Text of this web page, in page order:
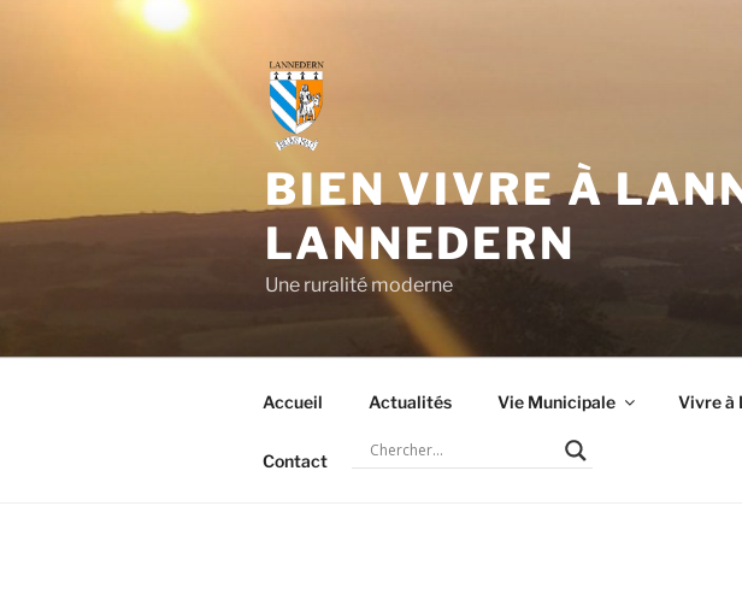
BIEN VIVRE À
LANNEDERN
Une ruralité moderne
Accueil Actualités Vie Municipale Vivre à
Contact